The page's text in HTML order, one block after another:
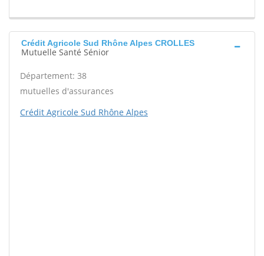
Crédit Agricole Sud Rhône Alpes CROLLES
Mutuelle Santé Sénior
Département: 38
mutuelles d'assurances
Crédit Agricole Sud Rhône Alpes